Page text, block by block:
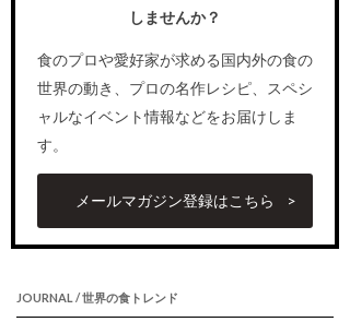
しませんか？
食のプロや愛好家が求める国内外の食の
世界の動き、プロの名作レシピ、スペシ
ャルなイベント情報などをお届けしま
す。
メールマガジン登録はこちら
JOURNAL / 世界の食トレンド